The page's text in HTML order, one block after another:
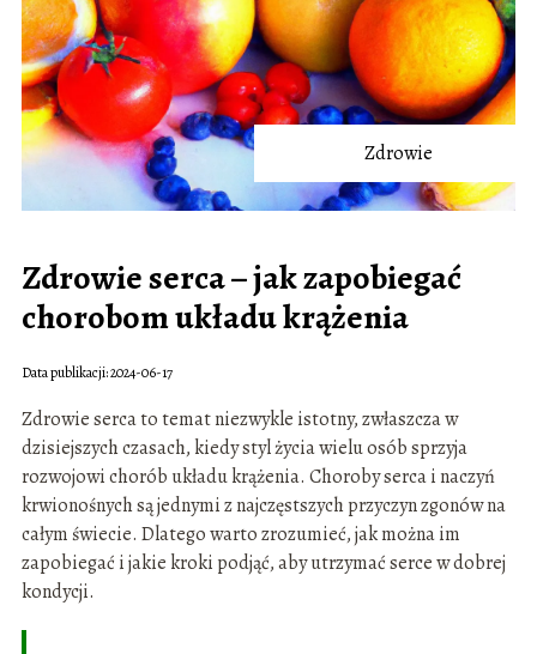
Zdrowie
Zdrowie serca – jak zapobiegać
chorobom układu krążenia
Data publikacji: 2024-06-17
Zdrowie serca to temat niezwykle istotny, zwłaszcza w
dzisiejszych czasach, kiedy styl życia wielu osób sprzyja
rozwojowi chorób układu krążenia. Choroby serca i naczyń
krwionośnych są jednymi z najczęstszych przyczyn zgonów na
całym świecie. Dlatego warto zrozumieć, jak można im
zapobiegać i jakie kroki podjąć, aby utrzymać serce w dobrej
kondycji.